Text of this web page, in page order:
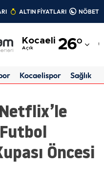
ALTIN FİYATLARI
Kocaeli
Açık 26°
Adıyaman
Amasya
Ankara
Antalya
Kocaelispor Sağlık
Öncesi